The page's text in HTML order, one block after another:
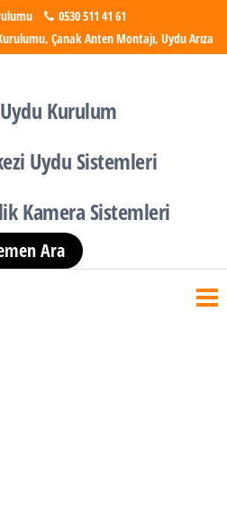
0530 511 41 61
Çanak Anten Montajı, Uydu Arıza
Kurulum
Uydu Sistemleri
Kamera Sistemleri
Ara